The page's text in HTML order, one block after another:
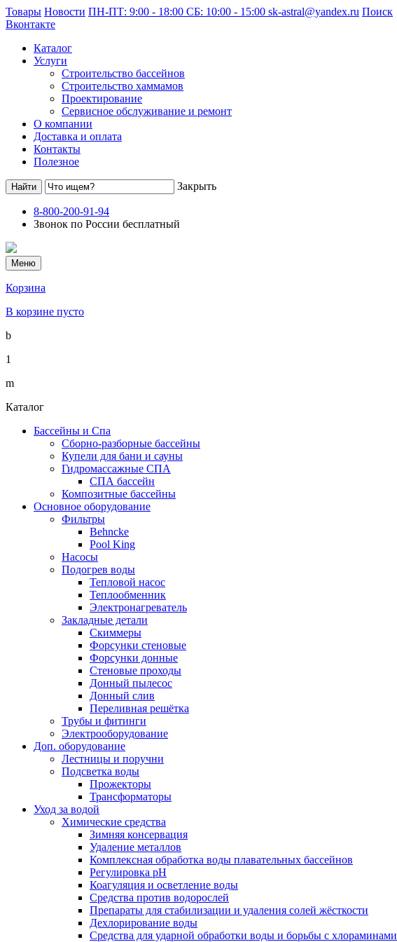
Товары Новости ПН-ПТ: 9:00 - 18:00 СБ: 10:00 - 15:00 sk-astral@yandex.ru Поиск
Вконтакте
Каталог
Услуги
Строительство бассейнов
Строительство хаммамов
Проектирование
Сервисное обслуживание и ремонт
О компании
Доставка и оплата
Контакты
Полезное
Закрыть
8-800-200-91-94
Звонок по России бесплатный
Меню
Корзина
В корзине пусто
b
1
m
Каталог
Бассейны и Спа
Сборно-разборные бассейны
Купели для бани и сауны
Гидромассажные СПА
СПА бассейн
Композитные бассейны
Основное оборудование
Фильтры
Behncke
Pool King
Насосы
Подогрев воды
Тепловой насос
Теплообменник
Электронагреватель
Закладные детали
Скиммеры
Форсунки стеновые
Форсунки донные
Стеновые проходы
Донный пылесос
Донный слив
Переливная решётка
Трубы и фитинги
Электрооборудование
Доп. оборудование
Лестницы и поручни
Подсветка воды
Прожекторы
Трансформаторы
Уход за водой
Химические средства
Зимняя консервация
Удаление металлов
Комплексная обработка воды плавательных бассейнов
Регулировка рH
Коагуляция и осветление воды
Средства против водорослей
Препараты для стабилизации и удаления солей жёсткости
Дехлорирование воды
Средства для ударной обработки воды и борьбы с хлораминами